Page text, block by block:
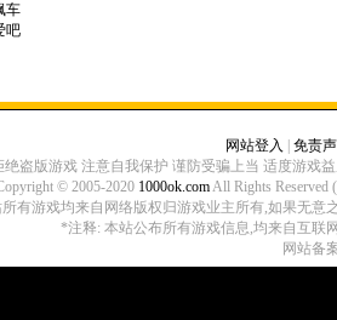
车
吧
网站登入
免责
绝盗版游戏 注意自我保护 谨防受骗上当 适度游戏
© 2005-2020 1000ok.comAll Rights
有游戏均来自网络版权归游戏业主所有,如果无意
*注释: 本站公布所有游戏信息,均来自互联
网站备